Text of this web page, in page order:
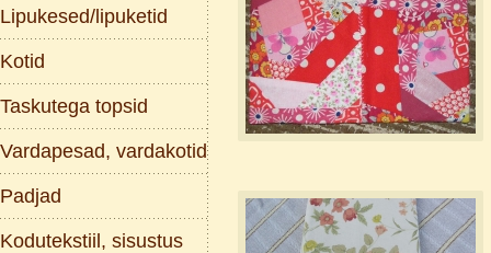
Lipukesed/lipuketid
Kotid
Taskutega topsid
Vardapesad, vardakotid
Padjad
Kodutekstiil, sisustus